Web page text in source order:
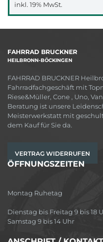
inkl. 19% MwSt.
FAHRRAD BRUCKNER
HEILBRONN-BÖCKINGEN
FAHRRAD BRUCKNER
Fahrradfachgeschäft mit
Riese&Müller, Cone , Uno,
Beratung ist unsere
Meisterwerkstatt mit
dem Kauf für Sie da.
VERTRAG WIDERRUFEN
ÖFFNUNGSZEITEN
Montag Ruhetag
Dienstag bis Freitag 9 bis 18
Samstag 9 bis 14 Uhr